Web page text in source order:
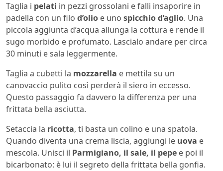
Taglia i pelati in pezzi grossolani e falli insaporire in
padella con un filo d’olio e uno spicchio d’aglio. Una
piccola aggiunta d’acqua allunga la cottura e rende il
sugo morbido e profumato. Lascialo andare per circa
30 minuti e sala leggermente.
Taglia a cubetti la mozzarella e mettila su un
canovaccio pulito così perderà il siero in eccesso.
Questo passaggio fa davvero la differenza per una
frittata bella asciutta.
Setaccia la ricotta, ti basta un colino e una spatola.
Quando diventa una crema liscia, aggiungi le uova e
mescola. Unisci il Parmigiano, il sale, il pepe e poi il
bicarbonato: è lui il segreto della frittata bella gonfia.